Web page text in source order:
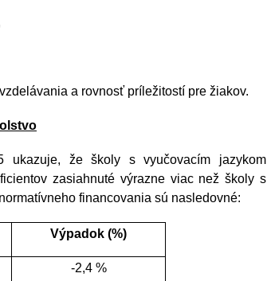
a rovnosť príležitostí pre žiakov.
ukazuje, že školy s vyučovacím jazykom
zasiahnuté výrazne viac než školy s
financovania sú nasledovné:
Výpadok (%)
-2,4 %